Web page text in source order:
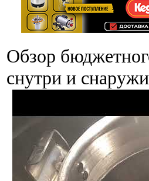
Обзор
снутри и